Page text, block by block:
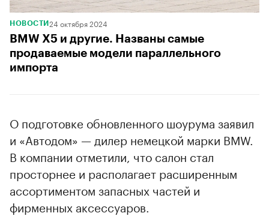
НОВОСТИ 24 октября 2024
BMW X5 и другие. Названы самые
продаваемые модели параллельного
импорта
О подготовке обновленного шоурума заявил
и «Автодом» — дилер немецкой марки BMW.
В компании отметили, что салон стал
просторнее и располагает расширенным
ассортиментом запасных частей и
фирменных аксессуаров.